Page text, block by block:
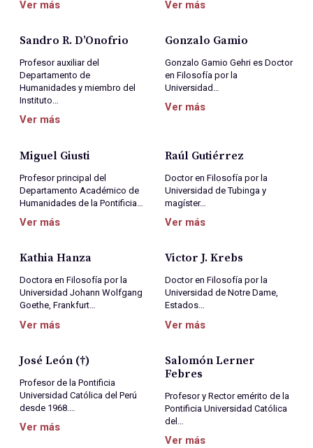
Ver más Ver más
Sandro R. D’Onofrio
Profesor auxiliar del
Departamento de
Humanidades y miembro del
Instituto…
Ver más
Gonzalo Gamio
Gonzalo Gamio Gehri es Doctor
en Filosofía por la
Universidad…
Ver más
Miguel Giusti
Profesor principal del
Departamento Académico de
Humanidades de la Pontificia…
Ver más
Raúl Gutiérrez
Doctor en Filosofía por la
Universidad de Tubinga y
magíster…
Ver más
Kathia Hanza
Doctora en Filosofía por la
Universidad Johann Wolfgang
Goethe, Frankfurt…
Ver más
Victor J. Krebs
Doctor en Filosofía por la
Universidad de Notre Dame,
Estados…
Ver más
José León (†)
Profesor de la Pontificia
Universidad Católica del Perú
desde 1968.…
Ver más
Salomón Lerner
Febres
Profesor y Rector emérito de la
Pontificia Universidad Católica
del…
Ver más